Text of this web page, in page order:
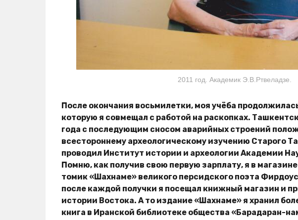
2011 год. Академик Э.В.Ртвеладзе.
После окончания восьмилетки, моя учёба
которую я совмещал с работой на раскопках.
года с последующим сносом аварийных строений
всестороннему археологическому изучению Старого
проводил Институт истории и археологии Академии
Помню, как получив свою первую зарплату, я в
томик «Шахнаме» великого персидского поэта
после каждой получки я посещал книжный магазин и
истории Востока. А то издание «Шахнаме» я хранил
книга в Иранской библиотеке общества «Барадаран-